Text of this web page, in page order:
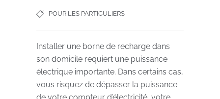
POUR LES PARTICULIERS
Installer une borne de recharge dans
son domicile requiert une puissance
électrique importante. Dans certains cas,
vous risquez de dépasser la puissance